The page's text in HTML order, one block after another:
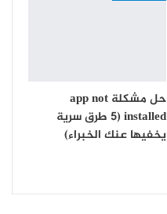
حل مشكلة app not
installed (5 طرق سرية
يخفيها عنك الخبراء)